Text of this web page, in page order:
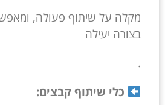
מקלה על שיתוף פעולה,
בצורה יעילה
.
כלי שיתוף קבצים: